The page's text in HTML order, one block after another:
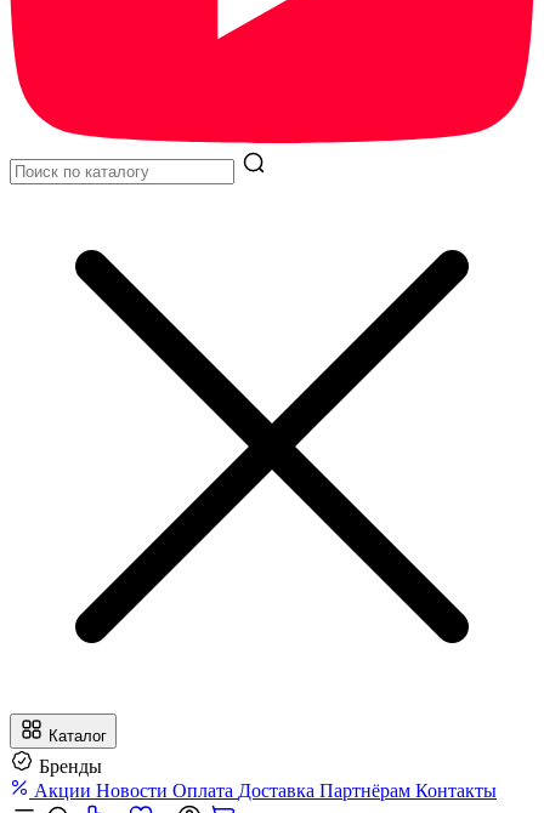
Каталог
Бренды
Акции Новости Оплата Доставка Партнёрам Контакты